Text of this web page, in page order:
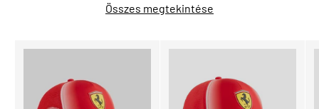
Összes megtekintése